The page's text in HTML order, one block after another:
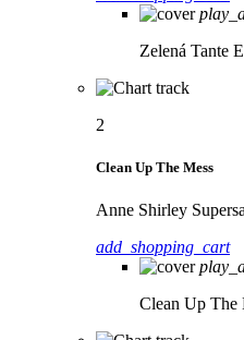
Zelená Tante
2
Clean Up The Mess
Anne Shirley
add_shopping_cart
Clean Up The